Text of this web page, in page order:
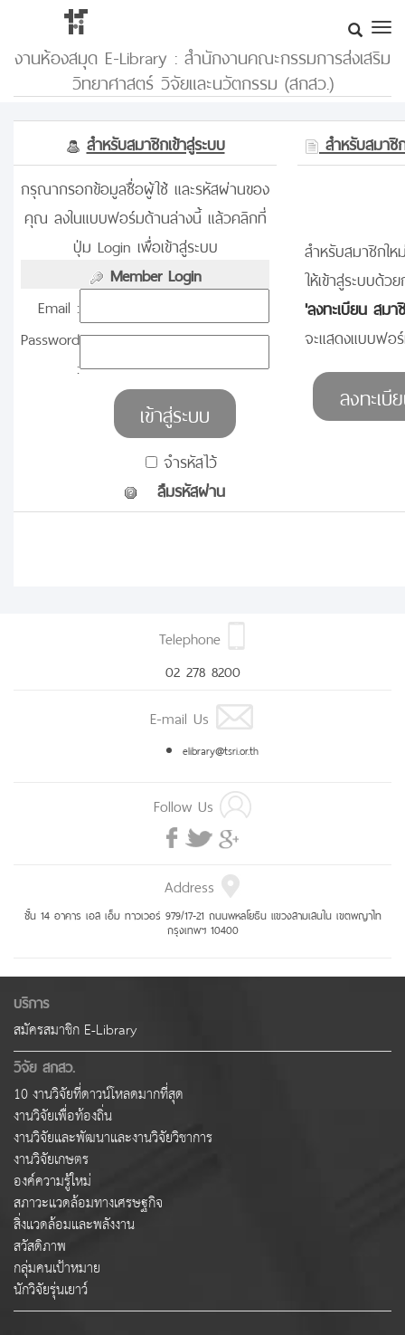
งานห้องสมุด E-Library : สำนักงานคณะกรรมการส่งเสริม
วิทยาศาสตร์ วิจัยและนวัตกรรม (สกสว.)
สำหรับสมาชิกเข้าสู่ระบบ
สำหรับสมาชิ
กรุณากรอกข้อมูลชื่อผู้ใช้ และรหัสผ่านของ
คุณ ลงในแบบฟอร์มด้านล่างนี้ แล้วคลิกที่
ปุ่ม Login เพื่อเข้าสู่ระบบ
Member Login
Email :
Password
:
จำรหัสไว้
ลืมรหัสผ่าน
สำหรับสมาชิกให
ให้เข้าสู่ระบบด้
'ลงทะเบียน สม
จะแสดงแบบฟอ
Telephone
02 278 8200
E-mail Us
elibrary@tsri.or.th
Follow Us
Address
ชั้น 14 อาคาร เอส เอ็ม ทาวเวอร์ 979/17-21 ถนนพหลโยธิน แขวงสามเสนใน เขตพญาไท
กรุงเทพฯ 10400
บริการ
สมัครสมาชิก E-Library
วิจัย สกสว.
10 งานวิจัยที่ดาวน์โหลดมากที่สุด
งานวิจัยเพื่อท้องถิ่น
งานวิจัยและพัฒนาและงานวิจัยวิชาการ
งานวิจัยเกษตร
องค์ความรู้ใหม่
สภาวะแวดล้อมทางเศรษฐกิจ
สิ่งแวดล้อมและพลังงาน
สวัสดิภาพ
กลุ่มคนเป้าหมาย
นักวิจัยรุ่นเยาว์